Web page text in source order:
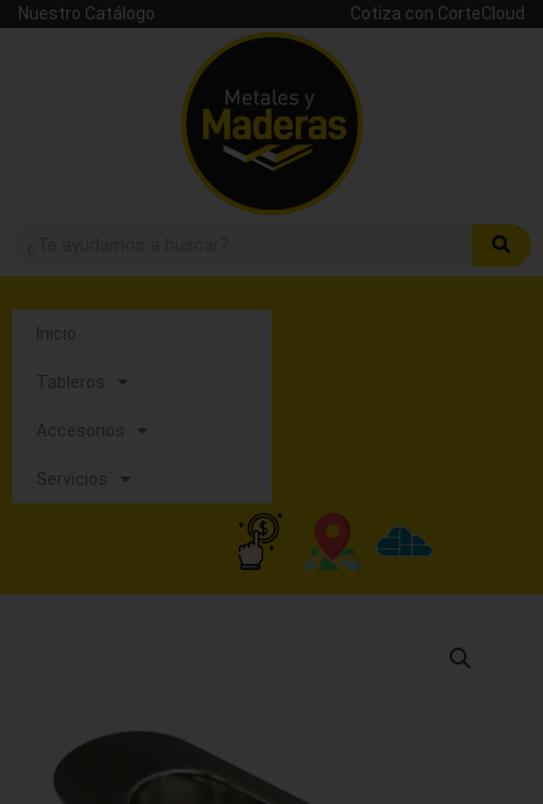
Nuestro Catálogo Cotiza con CorteCloud
Inicio
Tableros
Accesorios
Servicios